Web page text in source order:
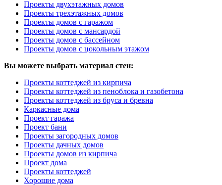
Проекты двухэтажных домов
Проекты трехэтажных домов
Проекты домов с гаражом
Проекты домов с мансардой
Проекты домов с бассейном
Проекты домов с цокольным этажом
Вы можете выбрать материал стен:
Проекты коттеджей из кирпича
Проекты коттеджей из пеноблока и газобетона
Проекты коттеджей из бруса и бревна
Каркасные дома
Проект гаража
Проект бани
Проекты загородных домов
Проекты дачных домов
Проекты домов из кирпича
Проект дома
Проекты коттеджей
Хорошие дома